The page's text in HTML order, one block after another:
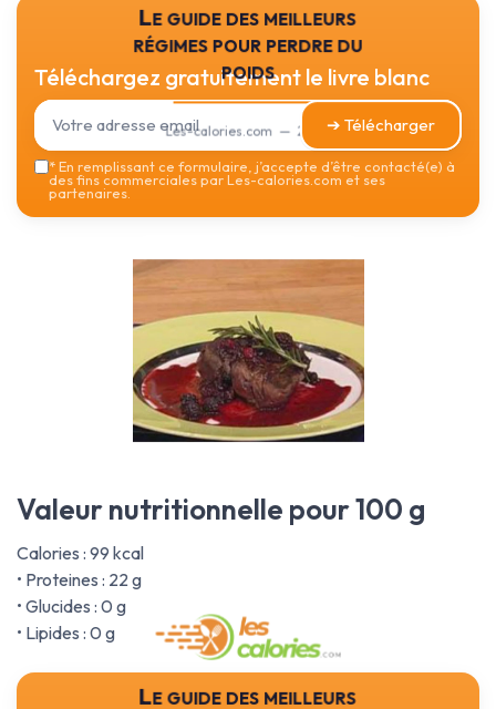
Le guide des meilleurs
régimes pour perdre du
poids
Les-calories.com — 2026
Téléchargez gratuitement le livre blanc
➔ Télécharger
*En remplissant ce formulaire, j’accepte d’être contacté(e) à
des fins commerciales par Les-calories.com et ses
partenaires.
Valeur nutritionnelle pour 100 g
Calories : 99 kcal
• Proteines : 22 g
• Glucides : 0 g
• Lipides : 0 g
Le guide des meilleurs